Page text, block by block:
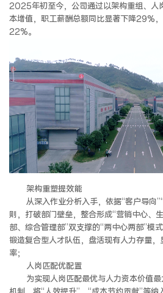
2025年初至今，公司通过以架构重组、人
本增值，职工薪酬总额同比显著下降29%
22%。
架构重塑提效能
从深入作业分析入手，依据“客户导向
则，打破部门壁垒，整合形成“营销中心、
部、综合管理部”双支撑的“两中心两部”模
锻造复合型人才队伍，盘活现有人力存量
率；
人岗匹配优配置
为实现人岗匹配最优与人力资本价值